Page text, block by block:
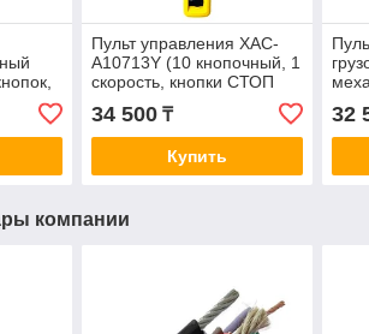
+СТОП
Пульт управления XAC-
A10713Y (10 кнопочный, 1
скорость, кнопки СТОП
+СТАРТ + КЛЮЧ)
34 500₸
Купить
32
компании